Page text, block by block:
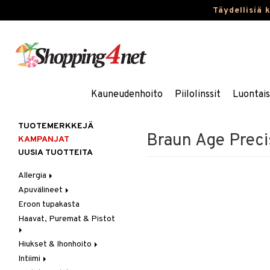
Täydellisiä
Kauneudenhoito Piilolinssit
Braun Age
TUOTEMERKKEJÄ
KAMPANJAT
UUSIA TUOTTEITA
Allergia
Nenäsuihkeet
Silmätipat
Apuvälineet
Hygienia
Kävely & Seisominen
Saa kiinni & Ylety
Eroon tupakasta
Haavat, Puremat & Pistot
Ensiapu
Haavat
Hiukset & Ihonhoito
Erityistuotteet
Intiimi